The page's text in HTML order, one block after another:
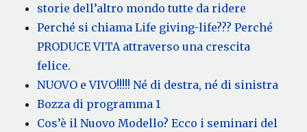
storie dell’altro mondo tutte da ridere
Perché si chiama Life giving-life??? Perché
PRODUCE VITA attraverso una crescita
felice.
NUOVO e VIVO!!!!! Né di destra, né di sinistra
Bozza di programma 1
Cos’è il Nuovo Modello? Ecco i seminari del